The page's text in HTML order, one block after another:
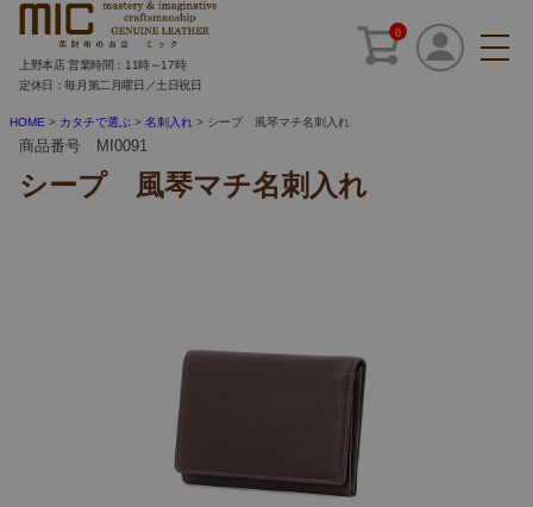
0
上野本店 営業時間：11時～17時
定休日：毎月第二月曜日／土日祝日
HOME カタチで選ぶ 名刺入れ シープ 風琴マチ名刺入れ
商品番号 MI0091
シープ 風琴マチ名刺入れ